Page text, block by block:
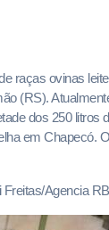
raças ovinas
(RS).
dos 250 litros
em Chapecó.
Freitas/Agencia